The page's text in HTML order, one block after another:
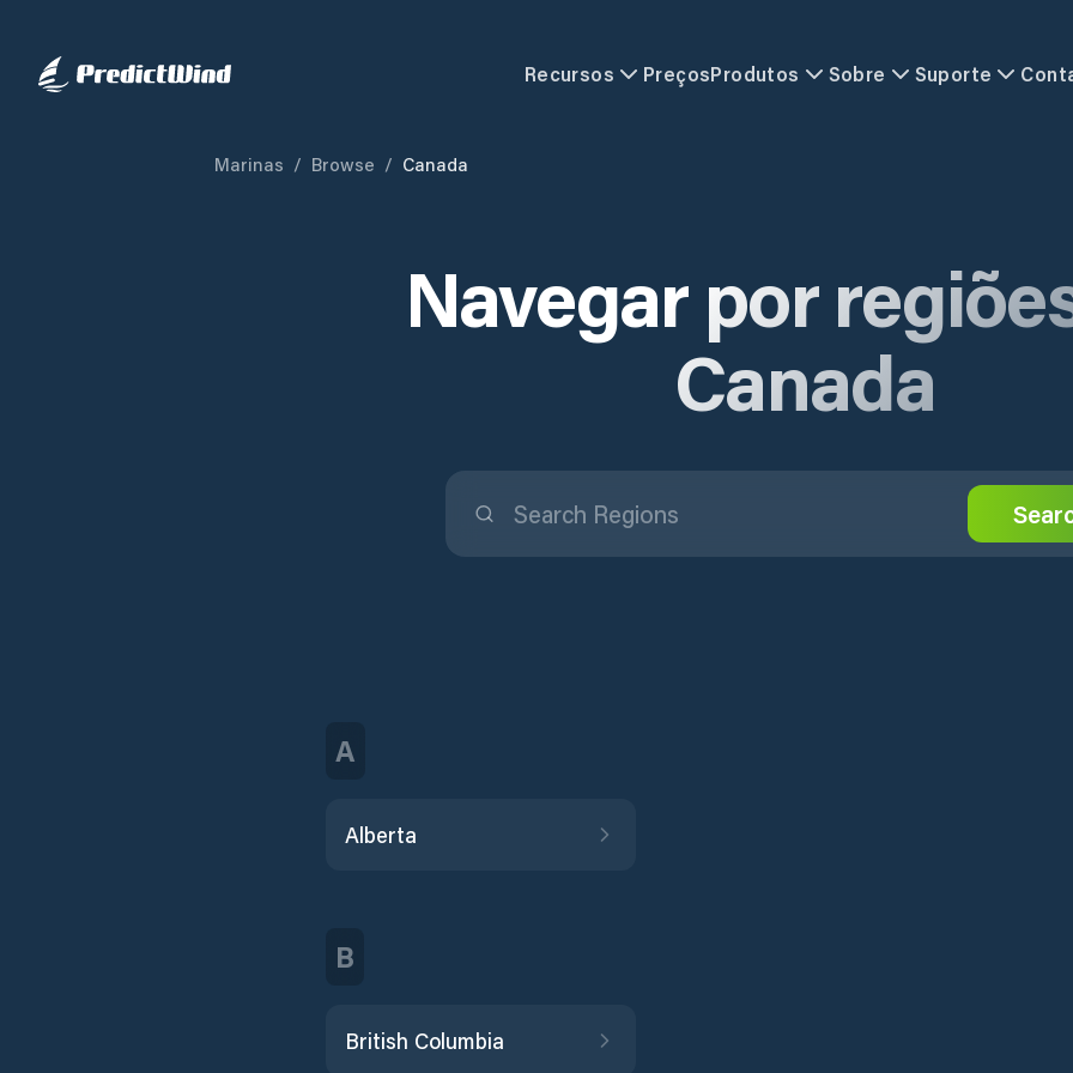
Recursos PreçosProdutos Sobre Suporte
Marinas / Browse / Canada
Navegar por
Canada
A
Alberta
B
British Columbia